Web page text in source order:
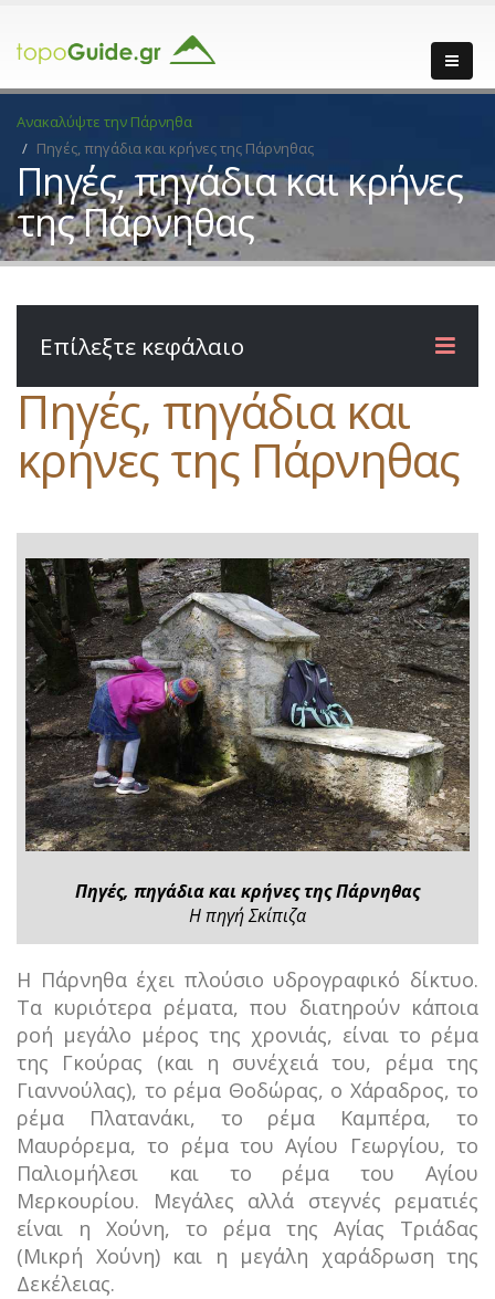
Ανακαλύψτε την Πάρνηθα
Πηγές, πηγάδια και κρήνες της Πάρνηθας
Πηγές, πηγάδια και κρήνες
της Πάρνηθας
Επίλεξτε κεφάλαιο
Πηγές, πηγάδια και
κρήνες της Πάρνηθας
Πηγές, πηγάδια και κρήνες της Πάρνηθας
Η πηγή Σκίπιζα
Η Πάρνηθα έχει πλούσιο υδρογραφικό δίκτυο.
Τα κυριότερα ρέματα, που διατηρούν κάποια
ροή μεγάλο μέρος της χρονιάς, είναι το ρέμα
της Γκούρας (και η συνέχειά του, ρέμα της
Γιαννούλας), το ρέμα Θοδώρας, ο Χάραδρος, το
ρέμα Πλατανάκι, το ρέμα Καμπέρα, το
Μαυρόρεμα, το ρέμα του Αγίου Γεωργίου, το
Παλιομήλεσι και το ρέμα του Αγίου
Μερκουρίου. Μεγάλες αλλά στεγνές ρεματιές
είναι η Χούνη, το ρέμα της Αγίας Τριάδας
(Μικρή Χούνη) και η μεγάλη χαράδρωση της
Δεκέλειας.